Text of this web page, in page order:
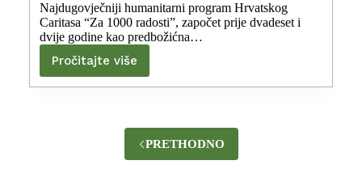
Najdugovječniji humanitarni program Hrvatskog
Caritasa “Za 1000 radosti”, započet prije dvadeset i
dvije godine kao predbožićna…
Pročitajte više
PRETHODNO